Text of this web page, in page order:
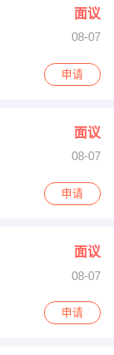
面议
08-07
申请
面议
08-07
申请
面议
08-07
申请